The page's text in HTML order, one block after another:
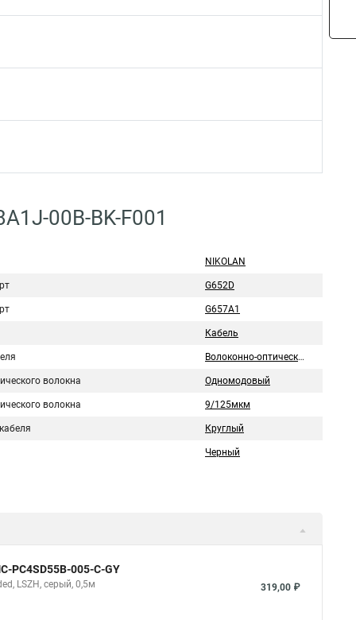
00B-BK-F001
NIKOLAN
G652D
G657A1
Кабель
Волоконно-оптический
волокна Одномодовый
волокна 9/125мкм
Круглый
Черный
PC4SD55B-005-C-GY
LSZH, серый, 0,5м 319,00 ₽